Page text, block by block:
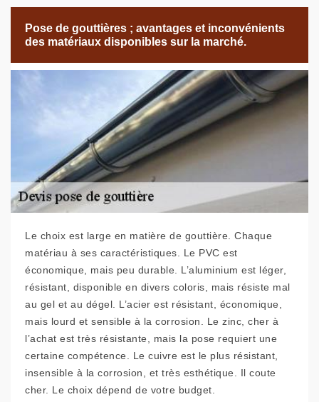
Pose de gouttières ; avantages et inconvénients
des matériaux disponibles sur la marché.
Le choix est large en matière de gouttière. Chaque
matériau à ses caractéristiques. Le PVC est
économique, mais peu durable. L’aluminium est léger,
résistant, disponible en divers coloris, mais résiste mal
au gel et au dégel. L’acier est résistant, économique,
mais lourd et sensible à la corrosion. Le zinc, cher à
l’achat est très résistante, mais la pose requiert une
certaine compétence. Le cuivre est le plus résistant,
insensible à la corrosion, et très esthétique. Il coute
cher. Le choix dépend de votre budget.